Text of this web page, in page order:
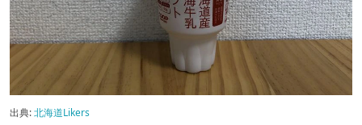
出典:北海道Likers